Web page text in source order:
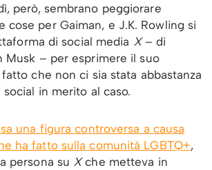
però, sembrano peggiorare
cose per Gaiman, e J.K. Rowling si
di social media X– di
Musk – per esprimere il suo
che non ci sia stata abbastanza
in merito al caso.
una figura controversa a causa
ha fatto sulla comunità LGBTQ+,
persona su Xche metteva in